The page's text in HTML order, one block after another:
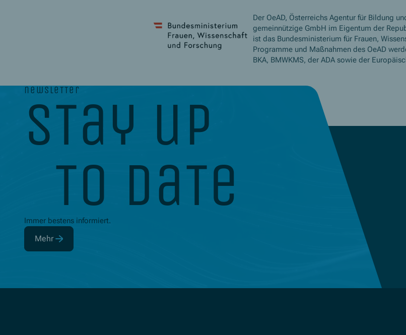
Der OeAD, Österreichs Agentur für Bildung
gemeinnützige GmbH im Eigentum der
ist das Bundesministerium für Frauen,
Programme und Maßnahmen des OeAD
BKA, BMWKMS, der ADA sowie der
newsletter
stay up
to date
Immer bestens informiert.
Mehr
(Öffnet in neuem Fenster)